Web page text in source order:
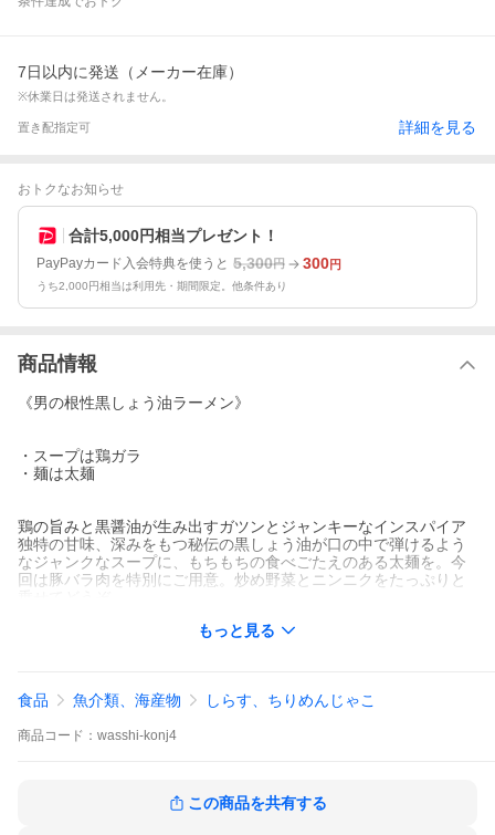
7日以内に発送（メーカー在庫）
※休業日は発送されません。
置き配指定可 詳細を見る
おトクなお知らせ
合計5,000円相当プレゼント！
PayPayカード入会特典を使うと 5,300円 300円
うち2,000円相当は利用先・期間限定。他条件あり
商品情報
《男の根性黒しょう油ラーメン》
・スープは鶏ガラ
・麺は太麺
鶏の旨みと黒醤油が生み出すガツンとジャンキーなインスパイア
独特の甘味、深みをもつ秘伝の黒しょう油が口の中で弾けるよう
なジャンクなスープに、もちもちの食べごたえのある太麺を。今
回は豚バラ肉を特別にご用意。炒め野菜とニンニクをたっぷりと
商品内容（入っているもの）
内容量
《男の根性黒しょう油ラーメン》
・スープは鶏ガラ・麺は太麺
鶏の旨みと黒醤油が生み出すガツンとジャンキーなインスパイア
もっと見る
食品 魚介類、海産物 しらす、ちりめんじゃこ
商品 コード： wasshi-konj4
この商品を共有する